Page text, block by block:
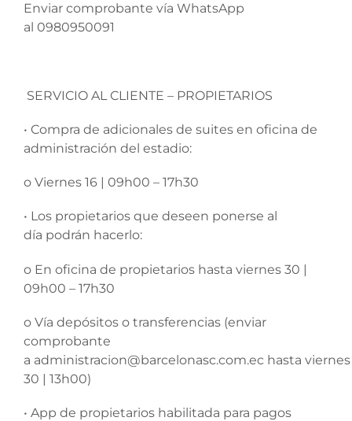
Enviar comprobante vía WhatsApp
al 0980950091
SERVICIO AL CLIENTE – PROPIETARIOS
• Compra de adicionales de suites en oficina de
administración del estadio:
o Viernes 16 | 09h00 – 17h30
• Los propietarios que deseen ponerse al
día podrán hacerlo:
o En oficina de propietarios hasta viernes 30 |
09h00 – 17h30
o Vía depósitos o transferencias (enviar
comprobante
a administracion@barcelonasc.com.ec hasta viernes
30 | 13h00)
• App de propietarios habilitada para pagos